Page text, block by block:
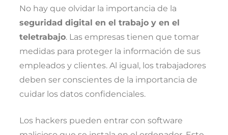
No hay que olvidar la importancia de la
seguridad digital en el trabajo y en el
teletrabajo. Las empresas tienen que tomar
medidas para proteger la información de sus
empleados y clientes. Al igual, los trabajadores
deben ser conscientes de la importancia de
cuidar los datos confidenciales.
Los hackers pueden entrar con software